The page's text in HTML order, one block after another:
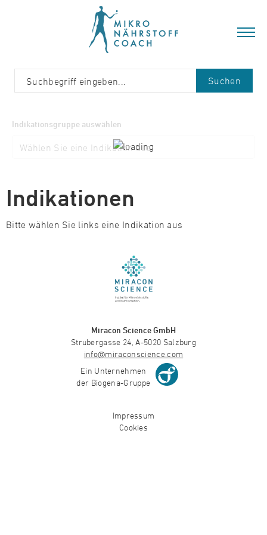
Suchen
Indikationen
Bitte wählen Sie links eine Indikation aus
Indikationsgruppe auswählen
Miracon Science GmbH
Strubergasse 24, A-5020 Salzburg
info@miraconscience.com
Ein Unternehmen
der Biogena-Gruppe
Impressum
Cookies